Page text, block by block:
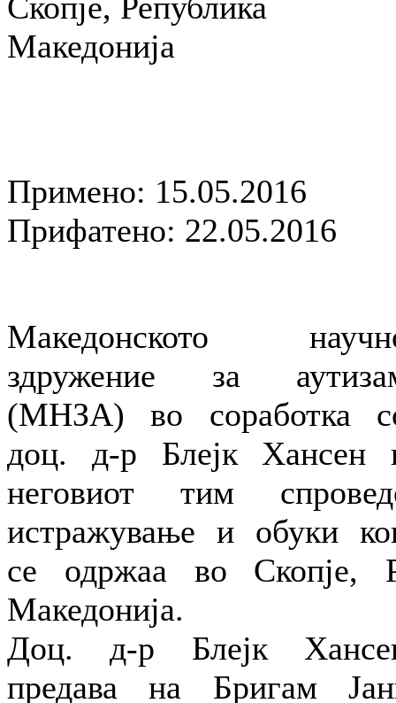
Македонија
Примено: 15.05.2016
Прифатено: 22.05.2016
Македонското
здружение за
(МНЗА) во соработка
доц. д-р Блејк Хансен
неговиот тим
истражување и обуки
се одржаа во Скопје,
Македонија.
Доц. д-р Блејк
предава на Бригам